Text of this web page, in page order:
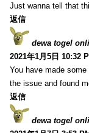
Just wanna tell that
返信
dewa togel
2021年1月5日 10:32
You have made
the issue and found
返信
dewa togel